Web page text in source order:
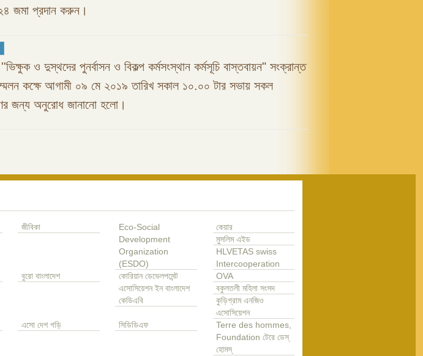
জমা প্রদান করুন।
ও দুস্থদের পুনর্বাসন ও বিকল্প কর্মসংস্থান কর্মসূচি বাস্তবায়ন" সংক্রান্ত
কক্ষে আগামী ০৯ মে ২০১৯ তারিখ সকাল ১০.০০ টার সভায় সকল
জন্য অনুরোধ জানানো হলো।
জীবিকা
Eco-Social
Development
Organization
(ESDO)
কেয়ার
মুসলিম এইড
HLVETAS swiss
Intercooperation
বুরো বাংলাদেশ
কোরিয়ান ডেভেলপমেন্ট
এসোসিয়েশন ইন বাংলাদেশ
কেডিএবি
OVA
বকুলতলী মহিলা সংসদ
কুড়িগ্রাম এনজিও
এসোসিয়েশন
এসো দেশ গড়ি সিডিডিএফ
Terre des hommes,
Foundation টেরে ডেস্
হোমস্